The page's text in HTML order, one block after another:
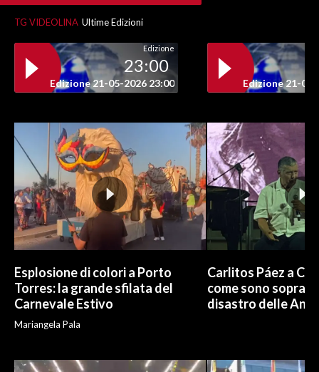
INSULARITÀ
INFO AZIENDE
ABBONATI
NECROLOGI
PUBBLICITÀ
SPIAGGE
STORE
TG VIDEOLINA Ultime Edizioni
Edizione
23:00
Edizione 21-05-2026 23:00 Edizione 21-05-
Esplosione di colori a Porto
Torres: la grande sfilata del
Carnevale Estivo
Mariangela Pala
Carlitos Páez a
come sono
disastro delle